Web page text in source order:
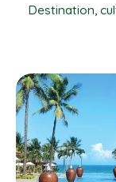
Destination,